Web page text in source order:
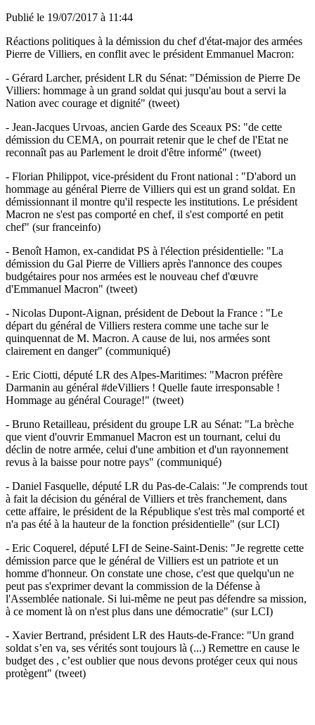
Publié le 19/07/2017 à 11:44
Réactions politiques à la démission du chef d'état-major des armées
Pierre de Villiers, en conflit avec le président Emmanuel Macron:
- Gérard Larcher, président LR du Sénat: "Démission de Pierre De
Villiers: hommage à un grand soldat qui jusqu'au bout a servi la
Nation avec courage et dignité" (tweet)
- Jean-Jacques Urvoas, ancien Garde des Sceaux PS: "de cette
démission du CEMA, on pourrait retenir que le chef de l'Etat ne
reconnaît pas au Parlement le droit d'être informé" (tweet)
- Florian Philippot, vice-président du Front national : "D'abord un
hommage au général Pierre de Villiers qui est un grand soldat. En
démissionnant il montre qu'il respecte les institutions. Le président
Macron ne s'est pas comporté en chef, il s'est comporté en petit
chef" (sur franceinfo)
- Benoît Hamon, ex-candidat PS à l'élection présidentielle: "La
démission du Gal Pierre de Villiers après l'annonce des coupes
budgétaires pour nos armées est le nouveau chef d'œuvre
d'Emmanuel Macron" (tweet)
- Nicolas Dupont-Aignan, président de Debout la France : "Le
départ du général de Villiers restera comme une tache sur le
quinquennat de M. Macron. A cause de lui, nos armées sont
clairement en danger" (communiqué)
- Eric Ciotti, député LR des Alpes-Maritimes: "Macron préfère
Darmanin au général #deVilliers ! Quelle faute irresponsable !
Hommage au général Courage!" (tweet)
- Bruno Retailleau, président du groupe LR au Sénat: "La brèche
que vient d'ouvrir Emmanuel Macron est un tournant, celui du
déclin de notre armée, celui d'une ambition et d'un rayonnement
revus à la baisse pour notre pays" (communiqué)
- Daniel Fasquelle, député LR du Pas-de-Calais: "Je comprends tout
à fait la décision du général de Villiers et très franchement, dans
cette affaire, le président de la République s'est très mal comporté et
n'a pas été à la hauteur de la fonction présidentielle" (sur LCI)
- Eric Coquerel, député LFI de Seine-Saint-Denis: "Je regrette cette
démission parce que le général de Villiers est un patriote et un
homme d'honneur. On constate une chose, c'est que quelqu'un ne
peut pas s'exprimer devant la commission de la Défense à
l'Assemblée nationale. Si lui-même ne peut pas défendre sa mission,
à ce moment là on n'est plus dans une démocratie" (sur LCI)
- Xavier Bertrand, président LR des Hauts-de-France: "Un grand
soldat s’en va, ses vérités sont toujours là (...) Remettre en cause le
budget des , c’est oublier que nous devons protéger ceux qui nous
protègent" (tweet)